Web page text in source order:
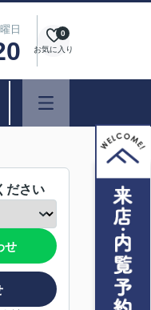
日
お気に入り
0
ださい
せ